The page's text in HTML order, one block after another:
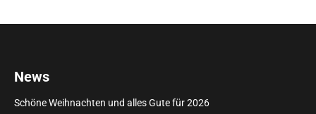
News
Schöne Weihnachten und alles Gute für 2026